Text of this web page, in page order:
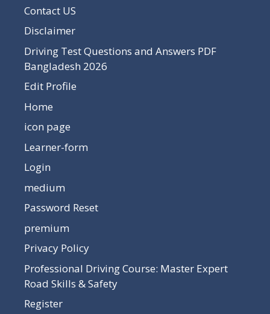
Contact US
Disclaimer
Driving Test Questions and Answers PDF
Bangladesh 2026
Edit Profile
Home
icon page
Learner-form
Login
medium
Password Reset
premium
Privacy Policy
Professional Driving Course: Master Expert
Road Skills & Safety
Register